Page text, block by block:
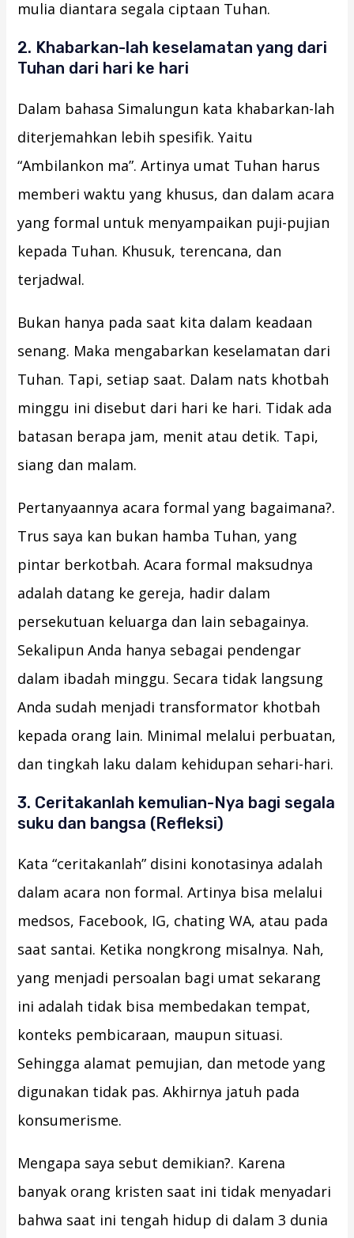
mulia diantara segala ciptaan Tuhan.
2. Khabarkan-lah keselamatan yang dari
Tuhan dari hari ke hari
Dalam bahasa Simalungun kata khabarkan-lah
diterjemahkan lebih spesifik. Yaitu
“Ambilankon ma”. Artinya umat Tuhan harus
memberi waktu yang khusus, dan dalam acara
yang formal untuk menyampaikan puji-pujian
kepada Tuhan. Khusuk, terencana, dan
terjadwal.
Bukan hanya pada saat kita dalam keadaan
senang. Maka mengabarkan keselamatan dari
Tuhan. Tapi, setiap saat. Dalam nats khotbah
minggu ini disebut dari hari ke hari. Tidak ada
batasan berapa jam, menit atau detik. Tapi,
siang dan malam.
Pertanyaannya acara formal yang bagaimana?.
Trus saya kan bukan hamba Tuhan, yang
pintar berkotbah. Acara formal maksudnya
adalah datang ke gereja, hadir dalam
persekutuan keluarga dan lain sebagainya.
Sekalipun Anda hanya sebagai pendengar
dalam ibadah minggu. Secara tidak langsung
Anda sudah menjadi transformator khotbah
kepada orang lain. Minimal melalui perbuatan,
dan tingkah laku dalam kehidupan sehari-hari.
3. Ceritakanlah kemulian-Nya bagi segala
suku dan bangsa (Refleksi)
Kata “ceritakanlah” disini konotasinya adalah
dalam acara non formal. Artinya bisa melalui
medsos, Facebook, IG, chating WA, atau pada
saat santai. Ketika nongkrong misalnya. Nah,
yang menjadi persoalan bagi umat sekarang
ini adalah tidak bisa membedakan tempat,
konteks pembicaraan, maupun situasi.
Sehingga alamat pemujian, dan metode yang
digunakan tidak pas. Akhirnya jatuh pada
konsumerisme.
Mengapa saya sebut demikian?. Karena
banyak orang kristen saat ini tidak menyadari
bahwa saat ini tengah hidup di dalam 3 dunia